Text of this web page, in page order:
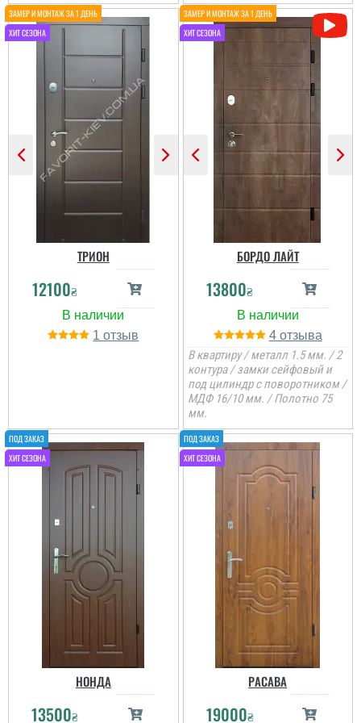
читати всі відгуки
ВАЛЕНТИН
Пользователь не
ТРИОН
12100₴
1
БОРДО ЛАЙТ
13800₴
4
В квартиру / металл 1.5 мм. / 2
контура / замки сейфовый и
под цилиндр с поворотником /
МДФ 16/10 мм. / Полотно 75
мм.
НОНДА
13500₴
РАСАВА
19000₴